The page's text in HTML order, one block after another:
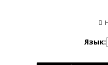
Язык: